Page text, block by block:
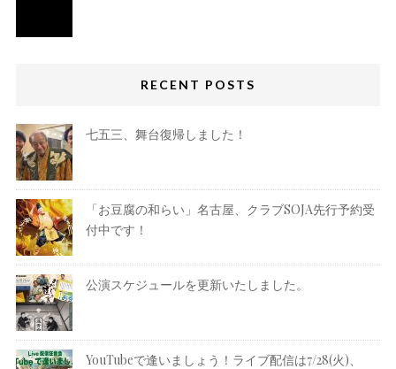
RECENT POSTS
七五三、舞台復帰しました！
「お豆腐の和らい」名古屋、クラブSOJA先行予約受
付中です！
公演スケジュールを更新いたしました。
YouTubeで逢いましょう！ライブ配信は7/28(火)、